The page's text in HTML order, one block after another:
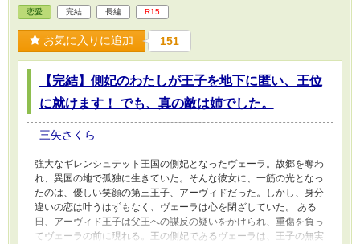
恋愛 完結 長編 R15
お気に入りに追加 151
【完結】側妃のわたしが王子を地下に匿い、王位
に就けます！ でも、真の敵は姉でした。
三矢さくら
強大なギレンシュテット王国の側妃となったヴェーラ。故郷を奪わ
れ、異国の地で孤独に生きていた。そんな彼女に、一筋の光となっ
たのは、優しい笑顔の第三王子、アーヴィドだった。しかし、身分
違いの恋は叶うはずもなく、ヴェーラは心を閉ざしていた。 ある
日、アーヴィド王子は父王への謀反の疑いをかけられ、重傷を負っ
てヴェーラの前に現れる。王の側妃であるヴェーラは、王子の無実